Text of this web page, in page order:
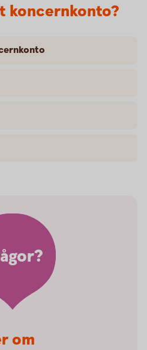
koncernkonto?
om